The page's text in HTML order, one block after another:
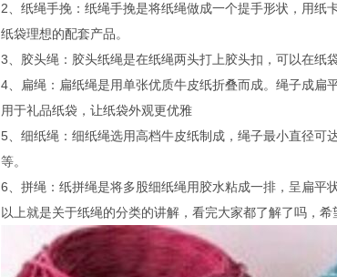
2、纸绳手挽：纸绳手挽是将纸绳做成一个提手形状，用纸
纸袋理想的配套产品。
3、胶头绳：胶头纸绳是在纸绳两头打上胶头扣，可以在纸
4、扁绳：扁纸绳是用单张优质牛皮纸折叠而成。绳子成扁
用于礼品纸袋，让纸袋外观更优雅
5、细纸绳：细纸绳选用高档牛皮纸制成，绳子最小直径
等。
6、拼绳：纸拼绳是将多股细纸绳用胶水粘成一排，呈扁平
以上就是关于纸绳的分类的讲解，看完大家都了解了吗，希